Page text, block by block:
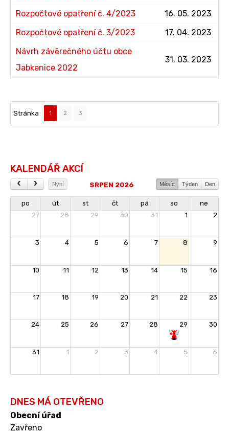
Rozpočtové opatření č. 4/2023
16. 05. 2023
Rozpočtové opatření č. 3/2023
17. 04. 2023
Návrh závěrečného účtu obce
Jabkenice 2022
31. 03. 2023
Stránka 1 2 3
KALENDÁŘ AKCÍ
Nyní Měsíc Týden Den
SRPEN 2026
po út st čt pá so
ne
27
28 29 30 31 1 2
3 4 5 6 7 8 9
10 11 12 13 14 15 16
17 18 19 20 21 22 23
24 25 26 27 28 29
30
Rozloučení
31 1 2 3 4 5 6
DNES MÁ OTEVŘENO
Obecní úřad
Zavřeno